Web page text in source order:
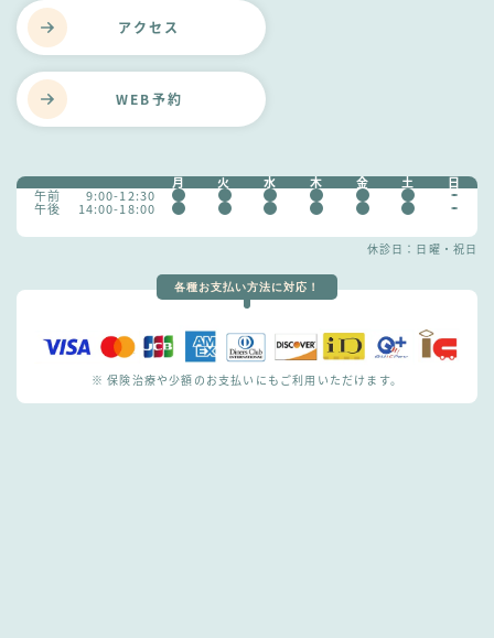
アクセス
WEB予約
月 火 水 木 金 土 日
午前 9:00-12:30
午後 14:00-18:00
休診日：日曜・祝日
各種お支払い方法に対応！
※ 保険治療や少額のお支払いにもご利用いただけます。